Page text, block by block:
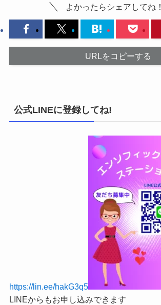
よかったらシェアしてね！
URLをコピーする
公式LINEに登録してね!
https://lin.ee/hakG3q5
LINEからもお申し込みできます